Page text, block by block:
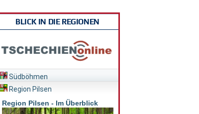
BLICK IN DIE REGIONEN
Südböhmen
Region Pilsen
Region Pilsen - Im Überblick